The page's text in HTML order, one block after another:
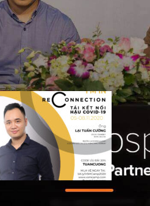
của
PhươngOn Tháng mười